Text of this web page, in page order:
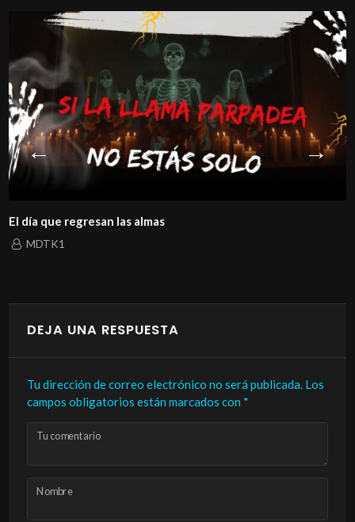
El día que regresan las almas
MDTK1
DEJA UNA RESPUESTA
Tu dirección de correo electrónico no será publicada. Los
campos obligatorios están marcados con *
Tu comentario
Nombre